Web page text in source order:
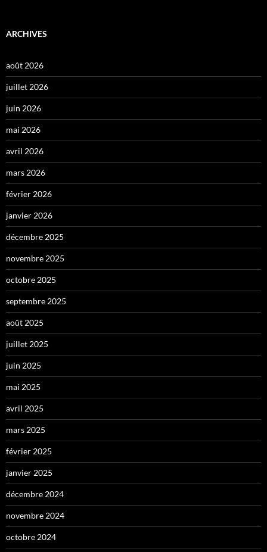
ARCHIVES
août 2026
juillet 2026
juin 2026
mai 2026
avril 2026
mars 2026
février 2026
janvier 2026
décembre 2025
novembre 2025
octobre 2025
septembre 2025
août 2025
juillet 2025
juin 2025
mai 2025
avril 2025
mars 2025
février 2025
janvier 2025
décembre 2024
novembre 2024
octobre 2024